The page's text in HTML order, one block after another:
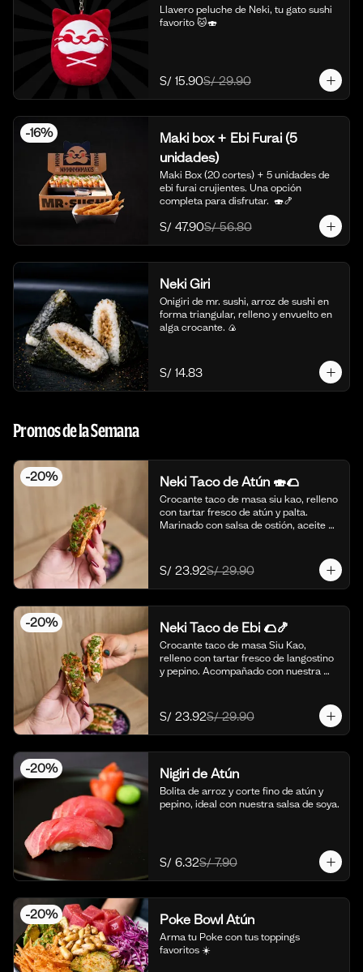
Llavero peluche de Neki, tu gato sushi
favorito 🐱🍣
S/ 15.90S/ 29.90
-16%
Maki box + Ebi Furai (5
unidades)
Maki Box (20 cortes) + 5 unidades de
ebi furai crujientes. Una opción
completa para disfrutar.  🍣🍤
S/ 47.90S/ 56.80
Neki Giri
Onigiri de mr. sushi, arroz de sushi en
forma triangular, relleno y envuelto en
alga crocante. 🍙
S/ 14.83
Promos de la Semana
-20% Neki Taco de Atún 🍣🌮
Crocante taco de masa siu kao, relleno
con tartar fresco de atún y palta.
Marinado con salsa de ostión, aceite de
S/ 23.92S/ 29.90
-20% Neki Taco de Ebi 🌮🍤
Crocante taco de masa Siu Kao,
relleno con tartar fresco de langostino
y pepino. Acompañado con nuestra
S/ 23.92S/ 29.90
-20% Nigiri de Atún
Bolita de arroz y corte fino de atún y
pepino, ideal con nuestra salsa de soya.
S/ 6.32S/ 7.90
-20% Poke Bowl Atún
Arma tu Poke con tus toppings
favoritos ☀️